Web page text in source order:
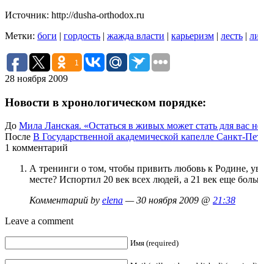
Источник: http://dusha-orthodox.ru
Метки: боги | гордость | жажда власти | карьеризм | лесть |
1
28 ноября 2009
Новости в хронологическом порядке:
До Мила Ланская. «Остаться в живых может стать для вас
После В Государственной академической капелле Санкт-
1 комментарий
А тренинги о том, чтобы привить любовь к Родине,
месте? Испортил 20 век всех людей, а 21 век еще
Комментарий by elena — 30 ноября 2009 @ 21:38
Leave a comment
Имя (required)